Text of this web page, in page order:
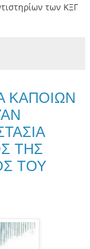
των ΚΞΓ
ΚΑΠΟΙΩΝ
ΤΗΣ
ΤΟΥ